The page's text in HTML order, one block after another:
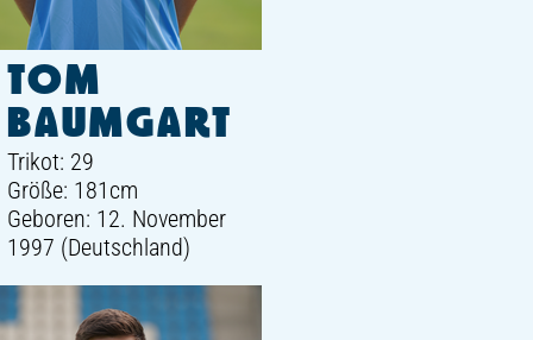
TOM
BAUMGART
Trikot: 29
Größe: 181cm
Geboren: 12. November
1997 (Deutschland)